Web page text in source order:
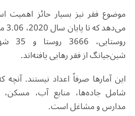
موضوع فقر نیز بسیار حائز
می‌دهد که تا پایان سال2020، 3.06
روستایی، 3666 روستا و 35
شین‌جیانگ از فقر رهایی یافته‌اند.
این آمارها صرفاً اعداد نیستند. آنچه
شامل جاده‌ها، منابع آب، مسکن،
مدارس و مشاغل است.